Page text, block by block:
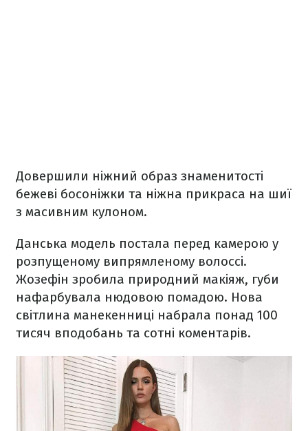
Довершили ніжний образ знаменитості
бежеві босоніжки та ніжна прикраса на шиї
з масивним кулоном.
Данська модель постала перед камерою у
розпущеному випрямленому волоссі.
Жозефін зробила природний макіяж, губи
нафарбувала нюдовою помадою. Нова
світлина манекенниці набрала понад 100
тисяч вподобань та сотні коментарів.